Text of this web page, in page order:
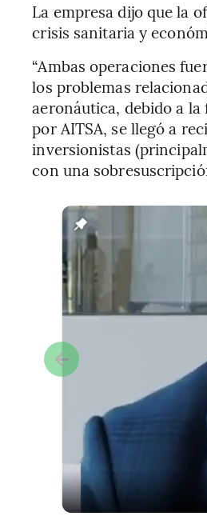
La empresa dijo que la
crisis sanitaria y
“Ambas operaciones
los problemas
aeronáutica, debido a
por AITSA, se llegó a
inversionistas
con una